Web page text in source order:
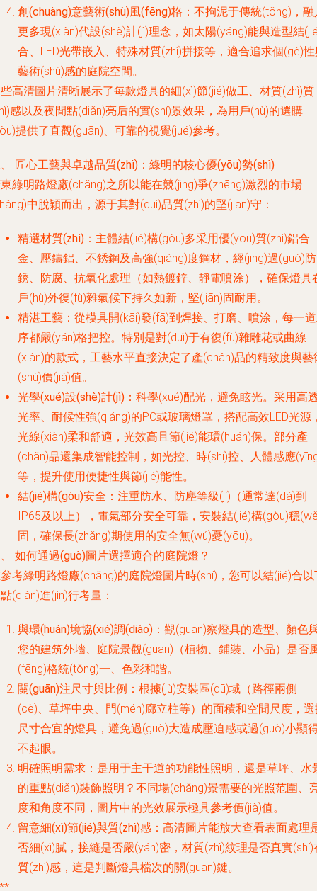
創(chuàng)意藝術(shù)風(fēng)格 ：不拘泥于傳統(tǒng)，融
更多現(xiàn)代設(shè)計(jì)理念，如太陽(yáng)能與造型結
合、LED光帶嵌入、特殊材質(zhì)拼接等，適合追求個(gè)
藝術(shù)感的庭院空間。
高清圖片清晰展示了每款燈具的細(xì)節(jié)做工、材質(zhì)質
感以及夜間點(diǎn)亮后的實(shí)景效果，為用戶(hù)的選購
提供了直觀(guān)、可靠的視覺(jué)參考。
匠心工藝與卓越品質(zhì)：綠明的核心優(yōu)勢(shì)
綠明路燈廠(chǎng)之所以能在競(jìng)爭(zhēng)激烈的市場
中脫穎而出，源于其對(duì)品質(zhì)的堅(jiān)守：
精選材質(zhì) ：主體結(jié)構(gòu)多采用優(yōu)質(zhì)鋁合
金、壓鑄鋁、不銹鋼及高強(qiáng)度鋼材，經(jīng)過(guò)防
銹、防腐、抗氧化處理（如熱鍍鋅、靜電噴涂），確保燈具
戶(hù)外復(fù)雜氣候下持久如新，堅(jiān)固耐用。
精湛工藝 ：從模具開(kāi)發(fā)到焊接、打磨、噴涂，每一
序都嚴(yán)格把控。特別是對(duì)于有復(fù)雜雕花或曲線
(xiàn)的款式，工藝水平直接決定了產(chǎn)品的精致度與藝
(shù)價(jià)值。
光學(xué)設(shè)計(jì) ：科學(xué)配光，避免眩光。采用高
光率、耐候性強(qiáng)的PC或玻璃燈罩，搭配高效LED光源
光線(xiàn)柔和舒適，光效高且節(jié)能環(huán)保。部分產
(chǎn)品還集成智能控制，如光控、時(shí)控、人體感應
等，提升使用便捷性與節(jié)能性。
結(jié)構(gòu)安全 ：注重防水、防塵等級(jí)（通常達(dá)到
IP65及以上），電氣部分安全可靠，安裝結(jié)構(gòu)穩
固，確保長(zhǎng)期使用的安全無(wú)憂(yōu)。
如何通過(guò)圖片選擇適合的庭院燈？
考綠明路燈廠(chǎng)的庭院燈圖片時(shí)，您可以結(jié)合以
(diǎn)進(jìn)行考量：
與環(huán)境協(xié)調(diào) ：觀(guān)察燈具的造型、顏色
您的建筑外墻、庭院景觀(guān)（植物、鋪裝、小品）是否
(fēng)格統(tǒng)一、色彩和諧。
關(guān)注尺寸與比例 ：根據(jù)安裝區(qū)域（路徑兩側
(cè)、草坪中央、門(mén)廊立柱等）的面積和空間尺度，
尺寸合宜的燈具，避免過(guò)大造成壓迫感或過(guò)小顯
不起眼。
明確照明需求 ：是用于主干道的功能性照明，還是草坪、水
的重點(diǎn)裝飾照明？不同場(chǎng)景需要的光照范圍、
度和角度不同，圖片中的光效展示極具參考價(jià)值。
留意細(xì)節(jié)與質(zhì)感 ：高清圖片能放大查看表面處理
否細(xì)膩，接縫是否嚴(yán)密，材質(zhì)紋理是否真實(shí)
質(zhì)感，這是判斷燈具檔次的關(guān)鍵。